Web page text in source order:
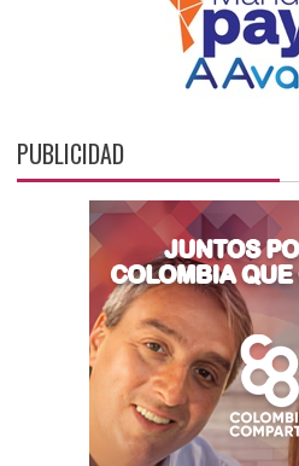
PUBLICIDAD